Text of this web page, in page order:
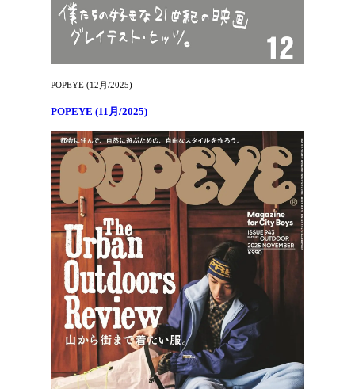
POPEYE (12月/2025)
POPEYE (11月/2025)